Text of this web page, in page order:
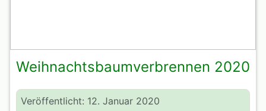
Weihnachtsbaumverbrennen 2020
Veröffentlicht: 12. Januar 2020